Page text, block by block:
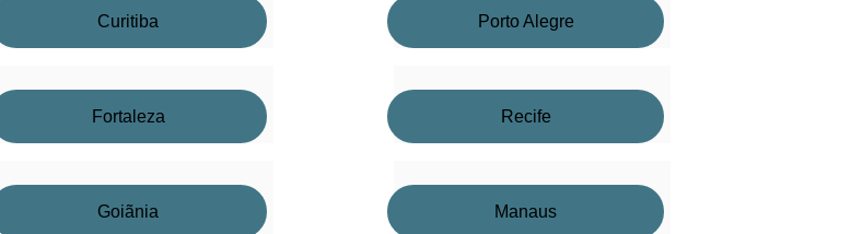
Curitiba
Fortaleza
Goiãnia
Porto Alegre
Recife
Manaus